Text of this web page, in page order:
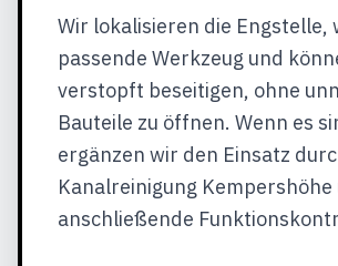
Wir lokalisieren die Engstelle,
passende Werkzeug und
verstopft beseitigen, ohne
Bauteile zu öffnen. Wenn es
ergänzen wir den Einsatz
Kanalreinigung Kempershöhe
anschließende